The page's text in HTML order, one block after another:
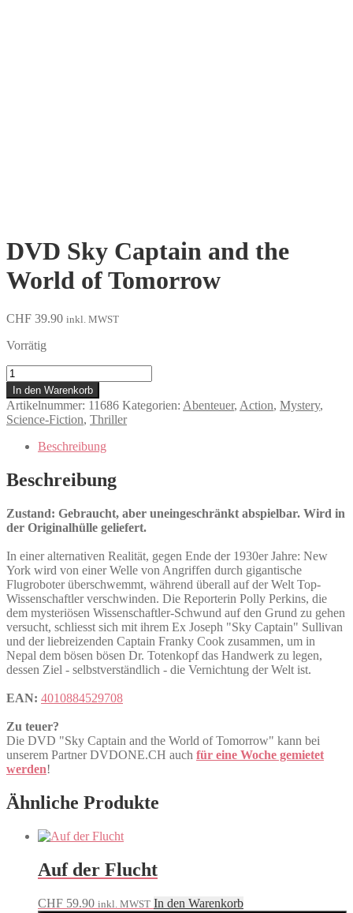
DVD Sky Captain and the
World of Tomorrow
CHF 39.90 inkl. MWST
Vorrätig
Sky
Captain
and
the
World
Tomorrow
Menge
In den Warenkorb
Artikelnummer: 11686 Kategorien: Abenteuer, Action, Mystery,
Science-Fiction, Thriller
Beschreibung
Beschreibung
Zustand: Gebraucht, aber uneingeschränkt abspielbar. Wird in
der Originalhülle geliefert.
In einer alternativen Realität, gegen Ende der 1930er Jahre: New
York wird von einer Welle von Angriffen durch gigantische
Flugroboter überschwemmt, während überall auf der Welt Top-
Wissenschaftler verschwinden. Die Reporterin Polly Perkins, die
dem mysteriösen Wissenschaftler-Schwund auf den Grund zu gehen
versucht, schliesst sich mit ihrem Ex Joseph "Sky Captain" Sullivan
und der liebreizenden Captain Franky Cook zusammen, um in
Nepal dem bösen bösen Dr. Totenkopf das Handwerk zu legen,
dessen Ziel - selbstverständlich - die Vernichtung der Welt ist.
EAN: 4010884529708
Zu teuer?
Die DVD "Sky Captain and the World of Tomorrow" kann bei
unserem Partner DVDONE.CH auch für eine Woche gemietet
werden!
Ähnliche Produkte
Auf der Flucht
CHF 59.90 inkl. MWST In den Warenkorb